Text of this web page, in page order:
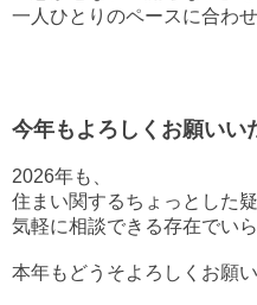
一人ひとりのペースに合わ
今年もよろしくお願いい
2026年も、
住まい関するちょっとした
気軽に相談できる存在でい
本年もどうそよろしくお願い